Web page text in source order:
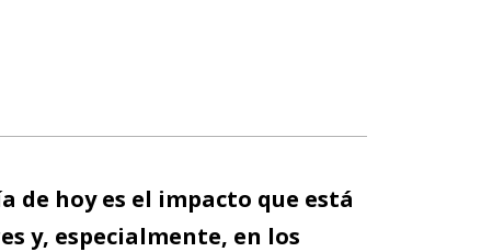
de hoy es el impacto que está
y, especialmente, en los